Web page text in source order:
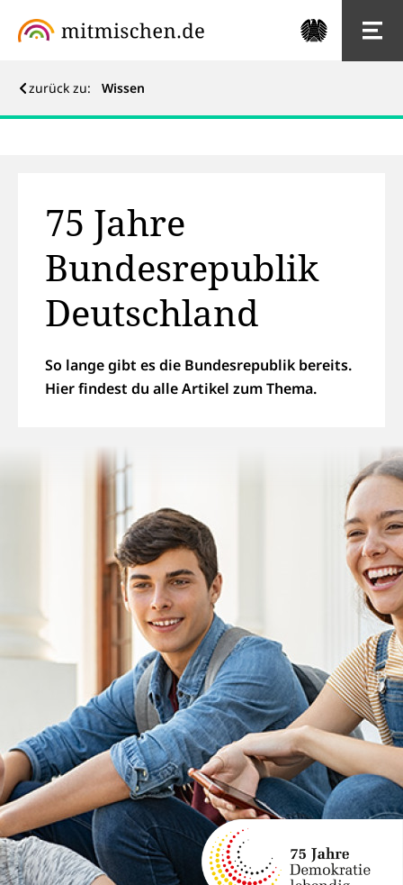
zurück zu: Wissen
75 Jahre
Bundesrepublik
Deutschland
So lange gibt es die Bundesrepublik bereits.
Hier findest du alle Artikel zum Thema.